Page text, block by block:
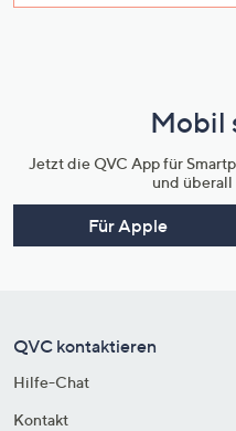
Mobil
Jetzt die QVC App für
und
Für Apple
QVC kontaktieren
Hilfe-Chat
Kontakt